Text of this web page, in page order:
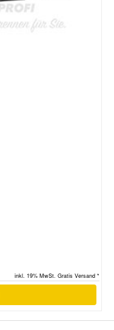
inkl. 19% MwSt. Gratis Versand *